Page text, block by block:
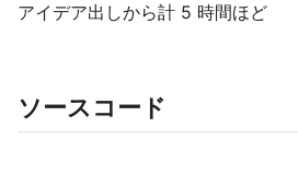
アイデア出しから計 5 時間ほど
ソースコード